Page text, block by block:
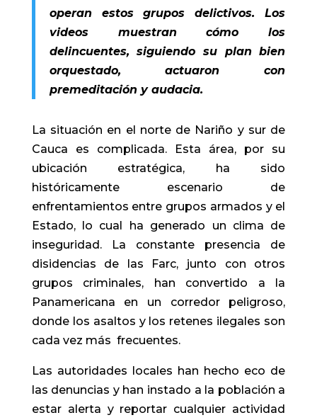
operan estos grupos delictivos. Los
videos muestran cómo los
delincuentes, siguiendo su plan bien
orquestado, actuaron con
premeditación y audacia.
La situación en el norte de Nariño y sur de
Cauca es complicada. Esta área, por su
ubicación estratégica, ha sido
históricamente escenario de
enfrentamientos entre grupos armados y el
Estado, lo cual ha generado un clima de
inseguridad. La constante presencia de
disidencias de las Farc, junto con otros
grupos criminales, han convertido a la
Panamericana en un corredor peligroso,
donde los asaltos y los retenes ilegales son
cada vez más frecuentes.
Las autoridades locales han hecho eco de
las denuncias y han instado a la población a
estar alerta y reportar cualquier actividad